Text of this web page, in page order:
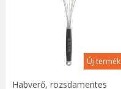
Új termék
Habverő, rozsdamentes